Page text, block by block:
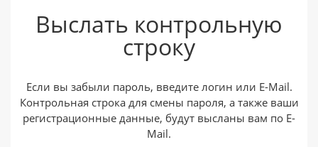
Запомнить меня на этом
компьютере
Забыли свой пароль?
или войдите с помощью
Выслать контрольную
строку
Если вы забыли пароль, введите логин или E-Mail.
Контрольная строка для смены пароля, а также ваши
регистрационные данные, будут высланы вам по E-
Mail.